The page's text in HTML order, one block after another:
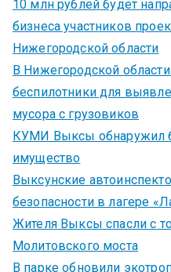
10 млн рублей будет
бизнеса участников
Нижегородской области
В Нижегородской области
беспилотники для
мусора с грузовиков
КУМИ Выксы обнаружил
имущество
Выксунские
безопасности в лагере
Жителя Выксы спасли с
Молитовского моста
В парке обновили